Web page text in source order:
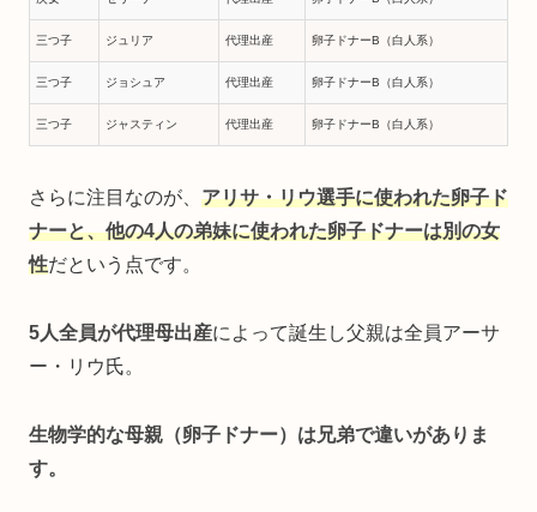
三つ子 ジュリア 代理出産 卵子ドナーB（白人系）
三つ子 ジョシュア 代理出産 卵子ドナーB（白人系）
三つ子 ジャスティン 代理出産 卵子ドナーB（白人系）
さらに注目なのが、 アリサ・リウ選手に使われた卵子ド
ナーと、他の4人の弟妹に使われた卵子ドナーは別の女
性だという点です。
5人全員が代理母出産によって誕生し父親は全員アーサ
ー・リウ氏。
生物学的な母親（卵子ドナー）は兄弟で違いがありま
す。